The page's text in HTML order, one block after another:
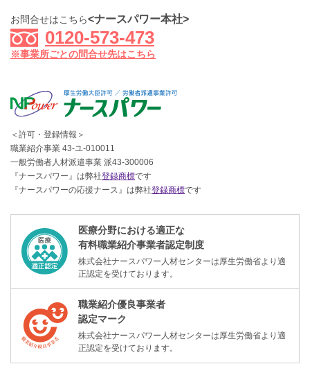
お問合せはこちら<ナースパワー本社>
0120-573-473
※事業所ごとの問合せ先はこちら
＜許可・登録情報＞
職業紹介事業 43-ユ-010011
一般労働者人材派遣事業 派43-300006
『ナースパワー』は弊社登録商標です
『ナースパワーの応援ナース』は弊社登録商標です
医療分野における適正な
有料職業紹介事業者認定制度
株式会社ナースパワー人材センターは厚生労働省より適
正認定を受けております。
職業紹介優良事業者
認定マーク
株式会社ナースパワー人材センターは厚生労働省より適
正認定を受けております。